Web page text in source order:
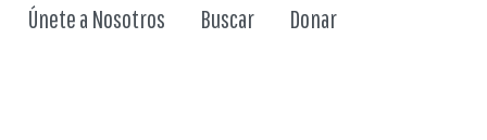
dropdown
Únete a Nosotros Buscar Donar